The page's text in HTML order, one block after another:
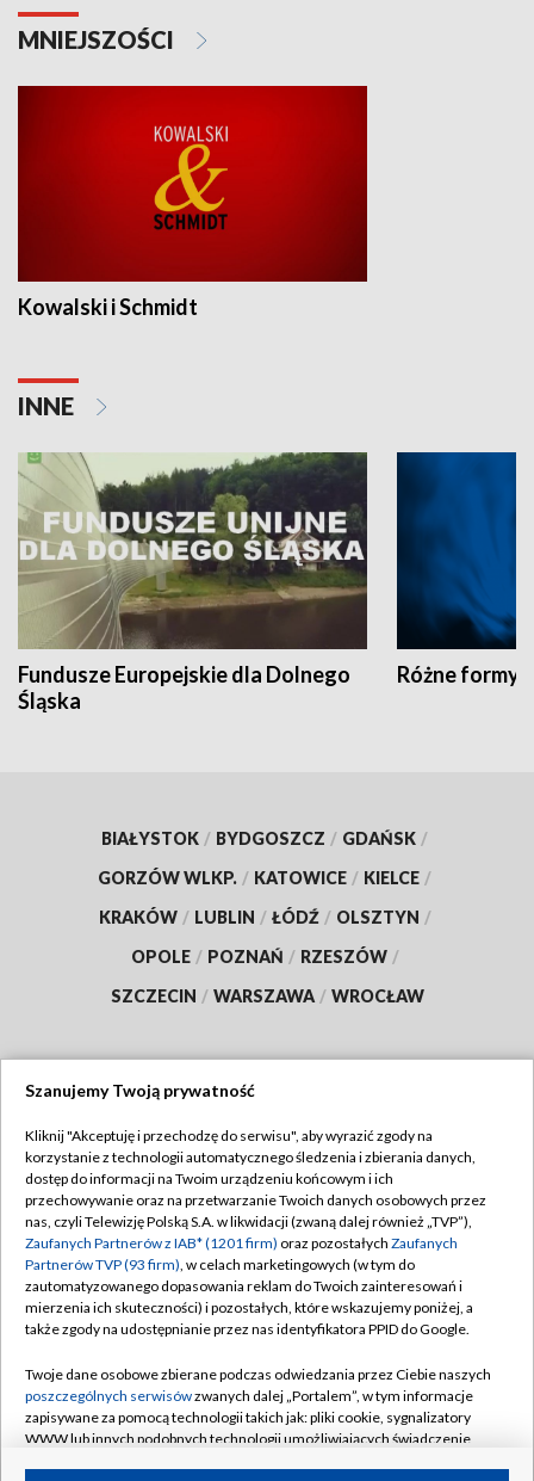
MNIEJSZOŚCI
Kowalski i Schmidt
INNE
Fundusze Europejskie dla Dolnego
Śląska
Różne formy
BIAŁYSTOK / BYDGOSZCZ / GDAŃSK /
GORZÓW WLKP. / KATOWICE / KIELCE /
KRAKÓW / LUBLIN / ŁÓDŹ / OLSZTYN /
OPOLE / POZNAŃ / RZESZÓW /
SZCZECIN / WARSZAWA / WROCŁAW
TVP
Abonament TVP
Emisja w TVP
Centrum informacji TVP
Naziemna Telewizja Cyfrowa
Rada Programowa
System NOS
Informacje o nadawcy
Regulamin TVP
Polityka prywatności
Moje zgody
Pomoc
Kontakt
Kanały
Szanujemy Twoją prywatność
Kliknij "Akceptuję i przechodzę do serwisu", aby wyrazić zgody na
korzystanie z technologii automatycznego śledzenia i zbierania danych,
dostęp do informacji na Twoim urządzeniu końcowym i ich
przechowywanie oraz na przetwarzanie Twoich danych osobowych przez
nas, czyli Telewizję Polską S.A. w likwidacji (zwaną dalej również „TVP”),
Zaufanych Partnerów z IAB* (1201 firm) oraz pozostałych Zaufanych
Partnerów TVP (93 firm), w celach marketingowych (w tym do
zautomatyzowanego dopasowania reklam do Twoich zainteresowań i
mierzenia ich skuteczności) i pozostałych, które wskazujemy poniżej, a
także zgody na udostępnianie przez nas identyfikatora PPID do Google.
Twoje dane osobowe zbierane podczas odwiedzania przez Ciebie naszych
poszczególnych serwisówzwanych dalej „Portalem”, w tym informacje
zapisywane za pomocą technologii takich jak: pliki cookie, sygnalizatory
WWW lub innych podobnych technologii umożliwiających świadczenie